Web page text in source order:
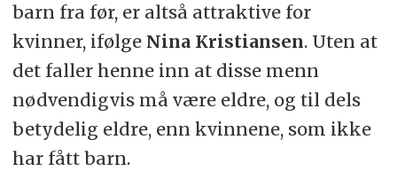
barn fra før, er altså attraktive for
kvinner, ifølge Nina Kristiansen. Uten at
det faller henne inn at disse menn
nødvendigvis må være eldre, og til dels
betydelig eldre, enn kvinnene, som ikke
har fått barn.